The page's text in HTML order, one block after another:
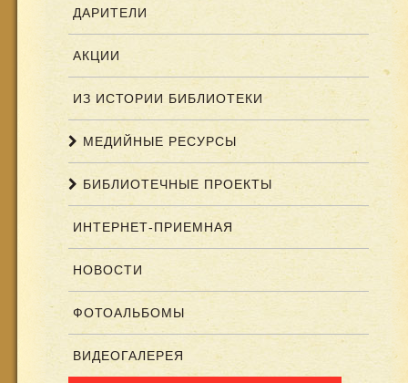
ДАРИТЕЛИ
АКЦИИ
ИЗ ИСТОРИИ БИБЛИОТЕКИ
МЕДИЙНЫЕ РЕСУРСЫ
БИБЛИОТЕЧНЫЕ ПРОЕКТЫ
ИНТЕРНЕТ-ПРИЕМНАЯ
НОВОСТИ
ФОТОАЛЬБОМЫ
ВИДЕОГАЛЕРЕЯ